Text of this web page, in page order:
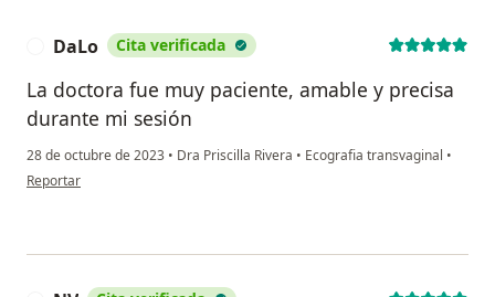
DaLo Cita verificada
La doctora fue muy paciente, amable y precisa
durante mi sesión
28 de octubre de 2023 • Dra Priscilla Rivera • Ecografia transvaginal •
en opinión del usuario DaLo
Reportar